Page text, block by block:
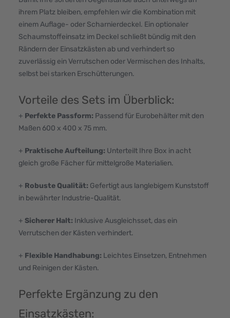
ihrem Platz bleiben, empfehlen wir die Kombination mit
einem Auflage- oder Scharnierdeckel. Ein optionaler
Schaumstoffeinsatz im Deckel schließt bündig mit den
Rändern der Einsatzkästen ab und verhindert so
zuverlässig ein Verrutschen oder Vermischen des Inhalts,
selbst bei starken Erschütterungen.
Vorteile des Sets im Überblick:
+ Perfekte Passform: Passend für Eurobehälter mit den
Maßen 600 x 400 x 75 mm.
+ Praktische Aufteilung: Unterteilt Ihre Box in acht
gleich große Fächer für mittelgroße Materialien.
+ Robuste Qualität: Gefertigt aus langlebigem Kunststoff
in bewährter Industrie-Qualität.
+ Sicherer Halt: Inklusive Ausgleichsset, das ein
Verrutschen der Kästen verhindert.
+ Flexible Handhabung: Leichtes Einsetzen, Entnehmen
und Reinigen der Kästen.
Perfekte Ergänzung zu den
Einsatzkästen: